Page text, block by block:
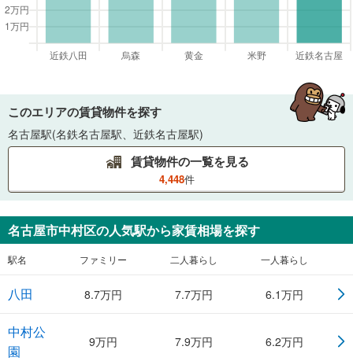
このエリアの賃貸物件を探す
名古屋駅(名鉄名古屋駅、近鉄名古屋駅)
賃貸物件の一覧を見る
4,448件
名古屋市中村区の人気駅から家賃相場を探す
駅名 ファミリー 二人暮らし 一人暮らし
八田 8.7万円 7.7万円 6.1万円
中村公
園
9万円 7.9万円 6.2万円